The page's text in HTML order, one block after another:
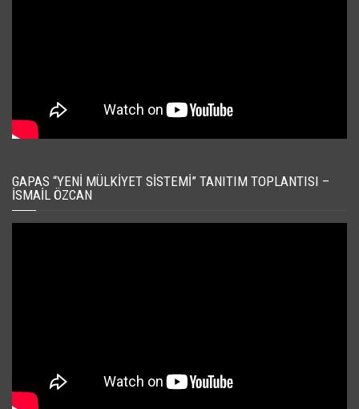
GAPAS “YENI MÜLKIYET SISTEMI” TANITIM TOPLANTISI –
İSMAIL ÖZCAN